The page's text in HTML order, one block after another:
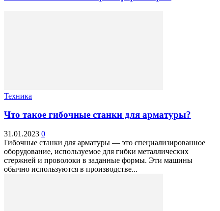
Техника
Что такое гибочные станки для арматуры?
31.01.2023 0
Гибочные станки для арматуры — это специализированное
оборудование, используемое для гибки металлических
стержней и проволоки в заданные формы. Эти машины
обычно используются в производстве...